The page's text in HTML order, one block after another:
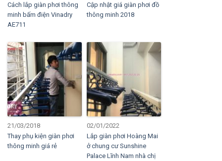
Cách lắp giàn phơi thông
minh bấm điện Vinadry
AE711
Cập nhật giá giàn phơi đồ
thông minh 2018
21/03/2018
Thay phụ kiện giàn phơi
thông minh giá rẻ
02/01/2022
Lắp giàn phơi Hoàng Mai
ở chung cư Sunshine
Palace Lĩnh Nam nhà chị